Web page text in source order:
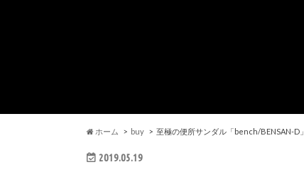
ホーム buy 至極の便所サンダル「bench/BENSAN-D」
2019.05.19